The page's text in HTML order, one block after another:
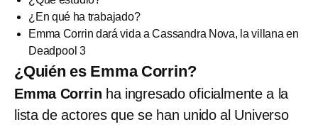
¿En qué ha trabajado?
Emma Corrin dará vida a Cassandra Nova, la villana en
Deadpool 3
¿Quién es Emma Corrin?
Emma Corrin ha ingresado oficialmente a la
lista de actores que se han unido al Universo